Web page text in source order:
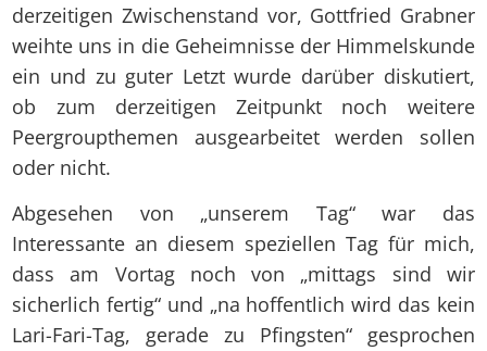
derzeitigen Zwischenstand vor, Gottfried Grabner
weihte uns in die Geheimnisse der Himmelskunde
ein und zu guter Letzt wurde darüber diskutiert,
ob zum derzeitigen Zeitpunkt noch weitere
Peergroupthemen ausgearbeitet werden sollen
oder nicht.
Abgesehen von „unserem Tag“ war das
Interessante an diesem speziellen Tag für mich,
dass am Vortag noch von „mittags sind wir
sicherlich fertig“ und „na hoffentlich wird das kein
Lari-Fari-Tag, gerade zu Pfingsten“ gesprochen